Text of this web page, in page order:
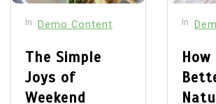
In Demo Content
The Simple
Joys of
Weekend
In